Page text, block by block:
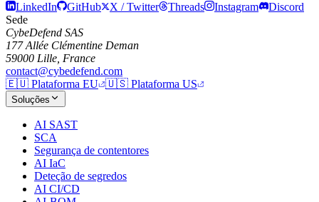
LinkedIn
GitHub X / Twitter Threads Instagram
Discord
Sede
CybeDefend SAS
177 Allée Clémentine Deman
59000 Lille, France
contact@cybedefend.com
🇪🇺 Plataforma EU 🇺🇸 Plataforma US
Soluções
AI SAST
SCA
Segurança de contentores
AI IaC
Deteção de segredos
AI CI/CD